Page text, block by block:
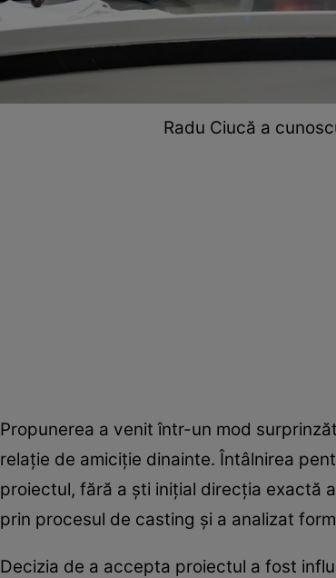
Radu Ciucă a
Propunerea a venit într-un mod
relație de amiciție dinainte. Întâlnirea
proiectul, fără a ști inițial direcția exactă
prin procesul de casting și a analizat
Decizia de a accepta proiectul a fost